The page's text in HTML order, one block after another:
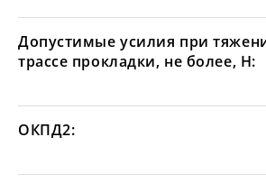
Допустимые усилия при
трассе прокладки, не более, Н:
ОКПД2: